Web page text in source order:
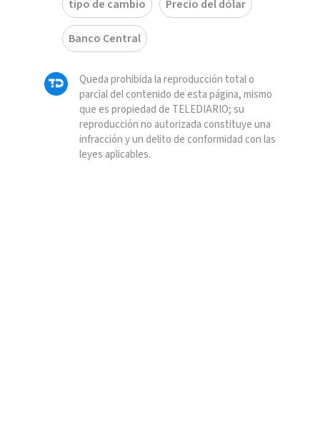
tipo de cambio Precio del dólar
Banco Central
Queda prohibida la reproducción total o
parcial del contenido de esta página, mismo
que es propiedad de TELEDIARIO; su
reproducción no autorizada constituye una
infracción y un delito de conformidad con las
leyes aplicables.